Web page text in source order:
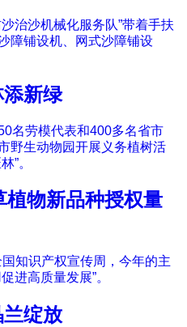
治沙机械化服务队”带着手扶
障铺设机、网式沙障铺设
新绿
名劳模代表和400多名省市
野生动物园开展义务植树活
”。
植物新品种授权量
知识产权宣传周，今年的主
进高质量发展”。
绽放